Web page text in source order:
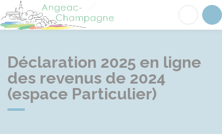
Angeac-Champagne
Déclaration 2025 en ligne
des revenus de 2024
(espace Particulier)